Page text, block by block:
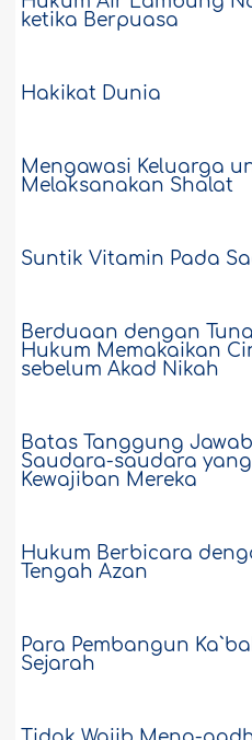
ketika Berpuasa
Hakikat Dunia
Mengawasi Keluarga
Melaksanakan Shalat
Suntik Vitamin Pada
Berduaan dengan
Hukum Memakaikan
sebelum Akad Nikah
Batas Tanggung
Saudara-saudara
Kewajiban Mereka
Hukum Berbicara
Tengah Azan
Para Pembangun
Sejarah